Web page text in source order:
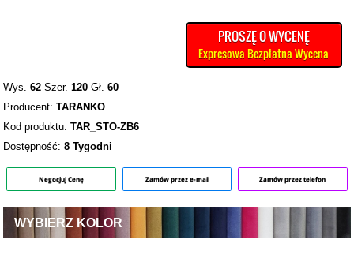
PROSZĘ O WYCENĘ
Expresowa Bezpłatna Wycena
Wys.62 Szer.120 Gł.60
Producent:TARANKO
Kod produktu:TAR_STO-ZB6
Dostępność:8 Tygodni
Negocjuj Cenę Zamów przez e-mail Zamów przez telefon
WYBIERZ KOLOR